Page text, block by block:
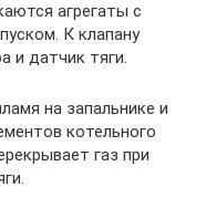
агрегаты с
К клапану
и датчик тяги.
на запальнике и
котельного
газ при